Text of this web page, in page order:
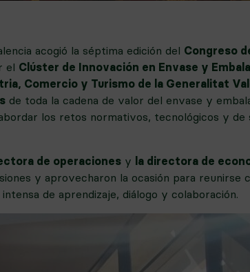
acogió la séptima edición del Congreso
el Clúster de Innovación en Envase y
Comercio y Turismo de la Generalitat
de toda la cadena de valor del envase y
los retos normativos, tecnológicos y de
de operaciones y la directora de
y aprovecharon la ocasión para reunirse
de aprendizaje, diálogo y colaboración.